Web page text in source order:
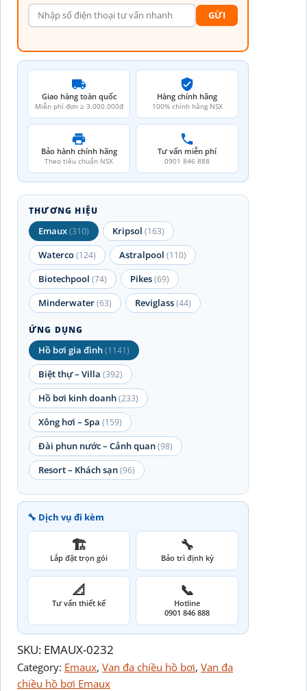
GỪI
Giao hàng toàn quốc
Miễn phí đơn ≥ 3.000.000đ
Hàng chính hãng
100% chính hãng NSX
Bảo hành chính hãng
Theo tiêu chuẩn NSX
Tư vấn miễn phí
0901 846 888
THƯƠNG HIỆU
Emaux(310) Kripsol (163)
Waterco(124) Astralpool (110)
Biotechpool (74) Pikes(69)
Minderwater(63) Reviglass(44)
ỨNG DỤNG
Hồ bơi gia đình(1141)
Biệt thự – Villa (392)
Hồ bơi kinh doanh(233)
Xông hơi – Spa (159)
Đài phun nước – Cảnh quan(98)
Resort – Khách sạn(96)
🔧 Dịch vụ đi kèm
🏗️
Lắp đặt trọn gói
🔧
Bảo trì định kỳ
📐
Tư vấn thiết kế
📞
Hotline
0901 846 888
SKU: EMAUX-0232
Category: Emaux, Van đa chiều hồ bơi, Van đa
chiều hồ bơi Emaux